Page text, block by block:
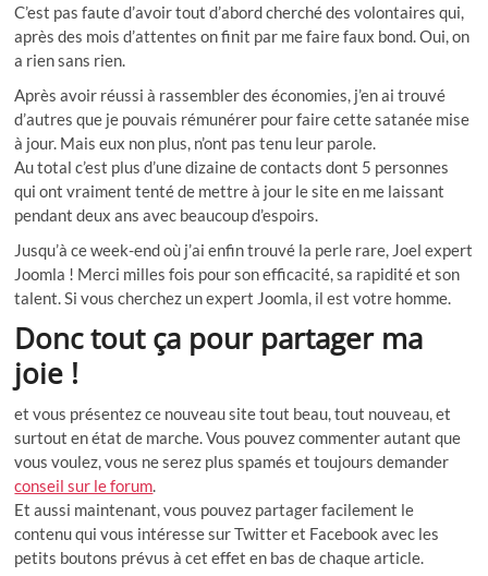
C’est pas faute d’avoir tout d’abord cherché des volontaires qui,
après des mois d’attentes on finit par me faire faux bond. Oui, on
a rien sans rien.
Après avoir réussi à rassembler des économies, j’en ai trouvé
d’autres que je pouvais rémunérer pour faire cette satanée mise
à jour. Mais eux non plus, n’ont pas tenu leur parole.
Au total c’est plus d’une dizaine de contacts dont 5 personnes
qui ont vraiment tenté de mettre à jour le site en me laissant
pendant deux ans avec beaucoup d’espoirs.
Jusqu’à ce week-end où j’ai enfin trouvé la perle rare, Joel expert
Joomla ! Merci milles fois pour son efficacité, sa rapidité et son
talent. Si vous cherchez un expert Joomla, il est votre homme.
Donc tout ça pour partager ma
joie !
et vous présentez ce nouveau site tout beau, tout nouveau, et
surtout en état de marche. Vous pouvez commenter autant que
vous voulez, vous ne serez plus spamés et toujours demander
conseil sur le forum.
Et aussi maintenant, vous pouvez partager facilement le
contenu qui vous intéresse sur Twitter et Facebook avec les
petits boutons prévus à cet effet en bas de chaque article.